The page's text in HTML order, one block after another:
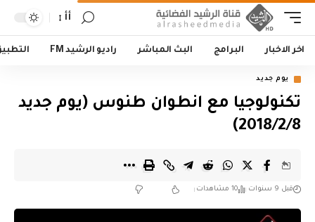
أأ
اخر الاخبار البرامج البث المباشر راديو الرشيد FM
يوم جديد
تكنولوجيا مع انطوان طنوس (يوم جديد
2018/2/8)
قبل 9 سنوات 10 مشاهدات